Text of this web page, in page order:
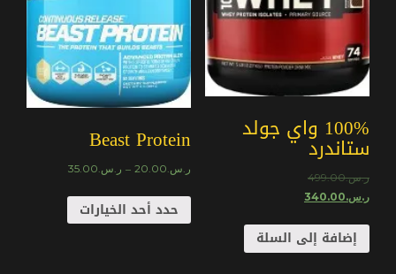
100% واي جولد
ستاندرد
ر.س.499.00
ر.س.340.00
إضافة إلى السلة
Beast Protein
ر.س.20.00
– ر.س.35.00
حدد أحد الخيارات